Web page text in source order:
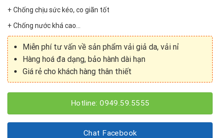
+ Chống chịu sức kéo, co giãn tốt
+ Chống nước khá cao…
Miễn phí tư vấn về sản phẩm vải giả da, vải nỉ
Hàng hoá đa dạng, bảo hành dài hạn
Giá rẻ cho khách hàng thân thiết
Hotline: 0949.59.5555
Chat Facebook